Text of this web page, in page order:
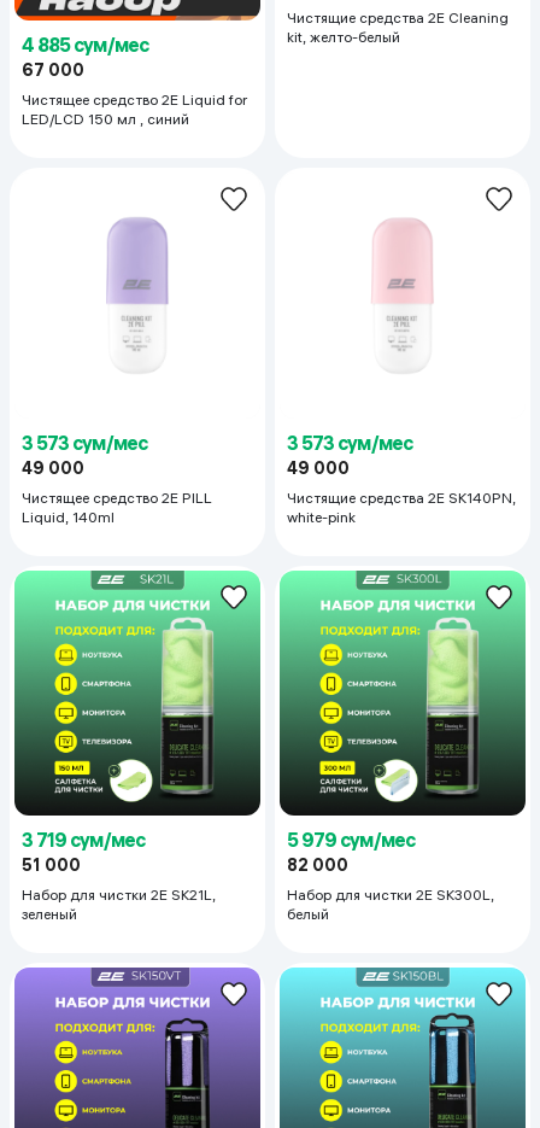
4 885 сум/мес
67 000
Чистящее средство 2E Liquid for
LED/LCD 150 мл , синий
Чистящие средства 2E Cleaning
kit, желто-белый
3 573 сум/мес
49 000
Чистящее средство 2E PILL
Liquid, 140ml
3 573 сум/мес
49 000
Чистящие средства 2E SK140PN,
white-pink
3 719 сум/мес
51 000
Набор для чистки 2E SK21L,
зеленый
5 979 сум/мес
82 000
Набор для чистки 2E SK300L,
белый